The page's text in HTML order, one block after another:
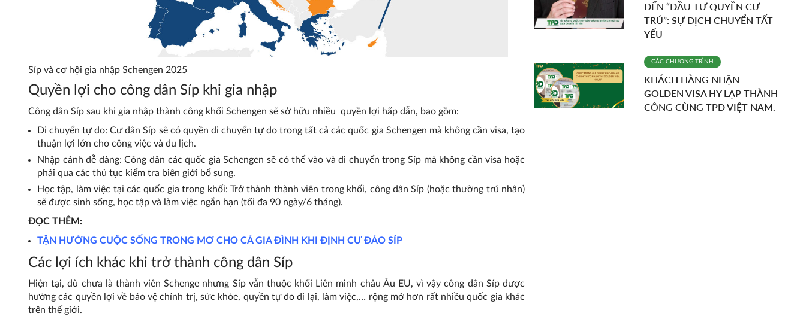
Síp và cơ hội gia nhập Schengen 2025
Quyền lợi cho công dân Síp khi gia nhập
Công dân Síp sau khi gia nhập thành công khối Schengen sẽ sở hữu nhiều quyền lợi hấp dẫn, bao gồm:
Di chuyển tự do: Cư dân Síp sẽ có quyền di chuyển tự do trong tất cả các quốc gia Schengen mà không cần visa, tạo
thuận lợi lớn cho công việc và du lịch.
Nhập cảnh dễ dàng: Công dân các quốc gia Schengen sẽ có thể vào và di chuyển trong Síp mà không cần visa hoặc
phải qua các thủ tục kiểm tra biên giới bổ sung.
Học tập, làm việc tại các quốc gia trong khối: Trở thành thành viên trong khối, công dân Síp (hoặc thường trú nhân)
sẽ được sinh sống, học tập và làm việc ngắn hạn (tối đa 90 ngày/6 tháng).
ĐỌC THÊM:
TẬN HƯỞNG CUỘC SỐNG TRONG MƠ CHO CẢ GIA ĐÌNH KHI ĐỊNH CƯ ĐẢO SÍP
Các lợi ích khác khi trở thành công dân Síp
Hiện tại, dù chưa là thành viên Schenge nhưng Síp vẫn thuộc khối Liên minh châu Âu EU, vì vậy công dân Síp được
hưởng các quyền lợi về bảo vệ chính trị, sức khỏe, quyền tự do đi lại, làm việc,… rộng mở hơn rất nhiều quốc gia khác
trên thế giới.
ĐẾN “ĐẦU TƯ QUYỀN CƯ
TRÚ”: SỰ DỊCH CHUYỂN TẤT
YẾU
CÁC CHƯƠNG TRÌNH
KHÁCH HÀNG NHẬN
GOLDEN VISA HY LẠP THÀNH
CÔNG CÙNG TPD VIỆT NAM.